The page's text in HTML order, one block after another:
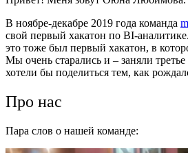
В ноябре-декабре 2019 года команда
свой первый хакатон по BI-
это тоже был первый хакатон, в
Мы очень старались и – заняли
хотели бы поделиться тем, как
Про нас
Пара слов о нашей команде: